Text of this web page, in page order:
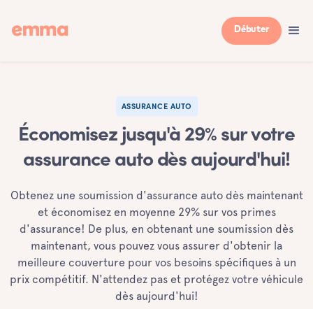
Débuter
ASSURANCE AUTO
Économisez jusqu'à 29% sur votre
assurance auto dès aujourd'hui!
Obtenez une soumission d'assurance auto dès maintenant
et économisez en moyenne 29% sur vos primes
d'assurance! De plus, en obtenant une soumission dès
maintenant, vous pouvez vous assurer d'obtenir la
meilleure couverture pour vos besoins spécifiques à un
prix compétitif. N'attendez pas et protégez votre véhicule
dès aujourd'hui!